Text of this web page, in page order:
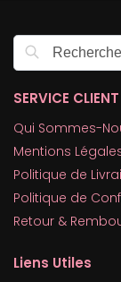
SERVICE CLIENT
Qui Sommes-
Mentions
Politique de
Politique de
Retour &
Liens Utiles